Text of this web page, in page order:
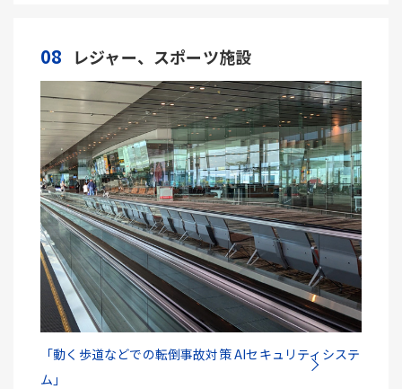
08 レジャー、スポーツ施設
「動く歩道などでの転倒事故対策 AIセキュリティシステ
ム」